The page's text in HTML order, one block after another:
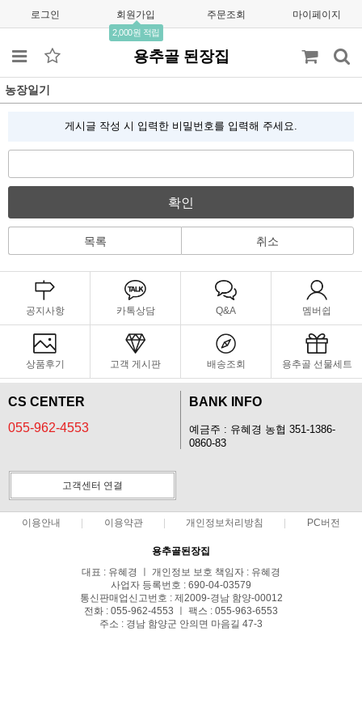
로그인 회원가입
2,000원 적립
주문조회 마이페이지
용추골 된장집
농장일기
게시글 작성 시 입력한 비밀번호를 입력해 주세요.
확인
목록 취소
공지사항 카톡상담 Q&A 멤버쉽
상품후기 고객 게시판 배송조회 용추골 선물세트
CS CENTER
055-962-4553
BANK INFO
예금주 : 유혜경 농협 351-1386-
0860-83
고객센터 연결
이용안내 이용약관 개인정보처리방침 PC버전
용추골된장집
대표 : 유혜경 ㅣ 개인정보 보호 책임자 : 유혜경
사업자 등록번호 : 690-04-03579
통신판매업신고번호 : 제2009-경남 함양-00012
전화 : 055-962-4553 ㅣ 팩스 : 055-963-6553
주소 : 경남 함양군 안의면 마음길 47-3